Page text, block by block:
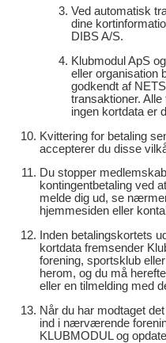
Ved automatisk
dine
DIBS A/S.
Klubmodul ApS
eller organisation
godkendt af
transaktioner.
ingen kortdata er
Kvittering for betaling
accepterer du disse
Du stopper
kontingentbetaling ved
melde dig ud, se
hjemmesiden eller
Inden betalingskortets
kortdata fremsender
forening, sportsklub
herom, og du må
eller en tilmelding med
Når du har modtaget
ind i nærværende
KLUBMODUL og